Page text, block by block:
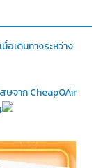
เดินทางระหว่าง
ษจาก CheapOAir